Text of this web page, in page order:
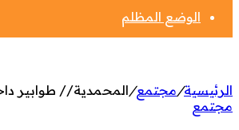
الوضع المظلم
الرئيسية/مجتمع/المحمدية// طوابير
مجتمع